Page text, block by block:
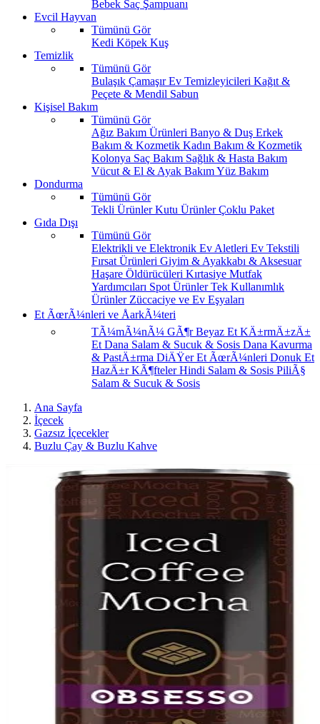
Bebek Saç Şampuanı
Evcil Hayvan
Tümünü Gör
Kedi Köpek Kuş
Temizlik
Tümünü Gör
Bulaşık ÇamaşırEv Temizleyicileri Kağıt &
Peçete & Mendil Sabun
Kişisel Bakım
Tümünü Gör
Ağız Bakım Ürünleri Banyo & Duş Erkek
Bakım & Kozmetik Kadın Bakım & Kozmetik
Kolonya Saç Bakım Sağlık & Hasta Bakım
Vücut & El & Ayak BakımYüz Bakım
Dondurma
Tümünü Gör
Tekli ÜrünlerKutu ÜrünlerÇoklu Paket
Gıda Dışı
Tümünü Gör
Elektrikli ve Elektronik Ev Aletleri Ev Tekstili
Fırsat Ürünleri Giyim & Ayakkabı & Aksesuar
Haşare Öldürücüleri Kırtasiye Mutfak
Yardımcıları Spot ÜrünlerTek Kullanımlık
Ürünler Züccaciye ve Ev Eşyaları
Et ÃœrÃ¼nleri ve ÅarkÃ¼teri
TÃ¼mÃ¼nÃ¼ GÃ¶rBeyaz Et KÄ±rmÄ±zÄ±
Et Dana Salam & Sucuk & Sosis Dana Kavurma
& PastÄ±rma DiÄŸer Et ÃœrÃ¼nleri Donuk Et
HazÄ±r KÃ¶ftelerHindi Salam & Sosis PiliÃ§
Salam & Sucuk & Sosis
Ana Sayfa
İçecek
Gazsız İçecekler
Buzlu Çay & Buzlu Kahve